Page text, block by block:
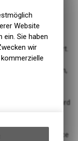
und E-
konkaven
und dir ein
Stabilität liefert.
Seite – drei mehr
Spitzen versehen,
Aber Achtung:
und dein Arzt wird
freuen! Wie bei
Chester Pedal
Race Face
Website
ein. Sie haben
wir
und